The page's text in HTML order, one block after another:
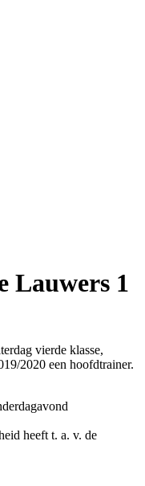
Lauwers 1
vierde klasse,
2020 een hoofdtrainer.
heeft t. a. v. de